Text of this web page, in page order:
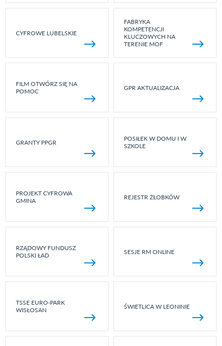
CYFROWE LUBELSKIE
FABRYKA
KOMPETENCJI
KLUCZOWYCH NA
TERENIE MOF
FILM OTWÓRZ SIĘ NA
POMOC
GPR AKTUALIZACJA
GRANTY PPGR
POSIŁEK W DOMU I W
SZKOLE
PROJEKT CYFROWA
GMINA
REJESTR ŻŁOBKÓW
RZĄDOWY FUNDUSZ
POLSKI ŁAD
SESJE RM ONLINE
TSSE EURO-PARK
WISŁOSAN
ŚWIETLICA W LEONINIE